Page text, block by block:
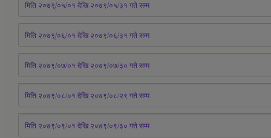
मिति २०७९्/०५/०१ देखि २०७९/०५/३१ गते सम्म
मिति २०७९्/०६/०१ देखि २०७९/०६/३१ गते सम्म
मिति २०७९/०७/०१ देखि २०७९/०७/३० गते सम्म
मिति २०७९/०८/०१ देखि २०७९/०८/२९ गते सम्म
मिति २०७९/०९/०१ देखि २०७९/०९/३० गते सम्म